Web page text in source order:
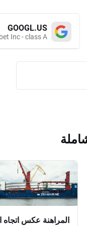
GOOGL.US
Inc - class A
المراهنة عكس